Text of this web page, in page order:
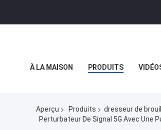
À LA MAISON PRODUITS
Aperçu Produits
dresseur de
Perturbateur De Signal 5G Avec Une